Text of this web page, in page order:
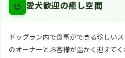
🐶 愛犬歓迎の癒し空間
ドッグラン内で食事ができる珍しい
のオーナーとお客様が温かく迎えて